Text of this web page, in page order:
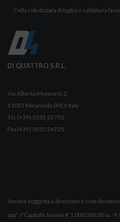
Cella robotizzata di taglio e saldatura
DI QUATTRO S.R.L.
Via Alberto Montorsi, 2
41037 Mirandola (MO) Italy
Tel. (+39) 0535 23750
Fax (+39) 0535 26720
Società soggetta a direzione e
spa” // Capitale Sociale € 1.000.000,00 i.v. -